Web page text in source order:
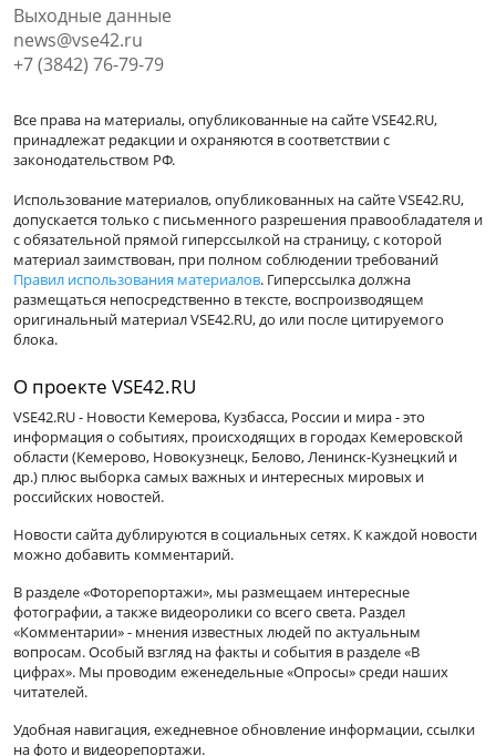
Выходные данные
news@vse42.ru
+7 (3842) 76-79-79
Все права на материалы, опубликованные на сайте VSE42.RU,
принадлежат редакции и охраняются в соответствии с
законодательством РФ.
Использование материалов, опубликованных на сайте VSE42.RU,
допускается только с письменного разрешения правообладателя и
с обязательной прямой гиперссылкой на страницу, с которой
материал заимствован, при полном соблюдении требований
Правил использования материалов. Гиперссылка должна
размещаться непосредственно в тексте, воспроизводящем
оригинальный материал VSE42.RU, до или после цитируемого
блока.
О проекте VSE42.RU
VSE42.RU - Новости Кемерова, Кузбасса, России и мира - это
информация о событиях, происходящих в городах Кемеровской
области (Кемерово, Новокузнецк, Белово, Ленинск-Кузнецкий и
др.) плюс выборка самых важных и интересных мировых и
российских новостей.
Новости сайта дублируются в социальных сетях. К каждой новости
можно добавить комментарий.
В разделе «Фоторепортажи», мы размещаем интересные
фотографии, а также видеоролики со всего света. Раздел
«Комментарии» - мнения известных людей по актуальным
вопросам. Особый взгляд на факты и события в разделе «В
цифрах». Мы проводим еженедельные «Опросы» среди наших
читателей.
Удобная навигация, ежедневное обновление информации, ссылки
на фото и видеорепортажи.